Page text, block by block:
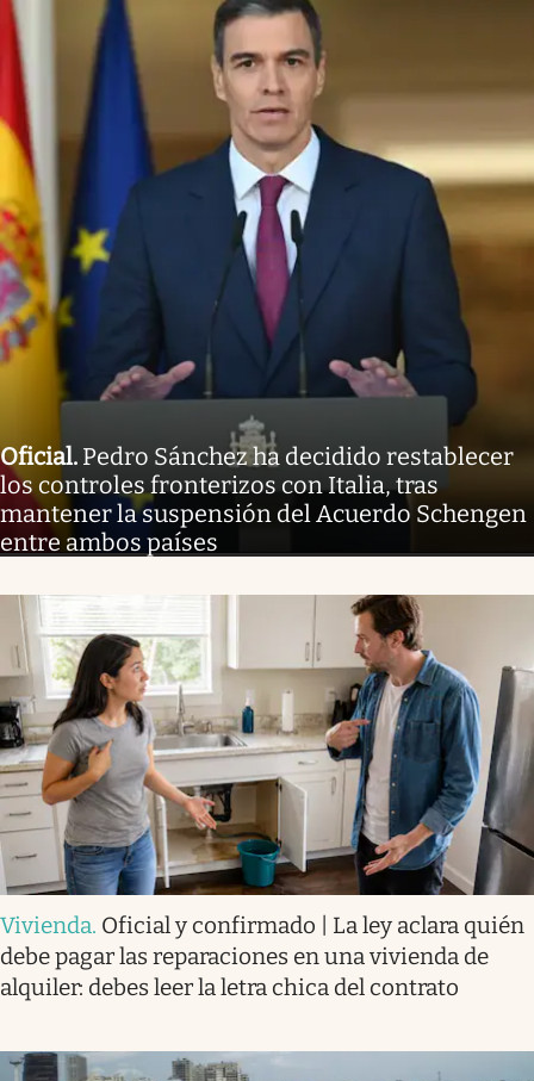
Oficial. Pedro Sánchez ha decidido restablecer
los controles fronterizos con Italia, tras
mantener la suspensión del Acuerdo Schengen
entre ambos países
Vivienda. Oficial y confirmado | La ley aclara quién
debe pagar las reparaciones en una vivienda de
alquiler: debes leer la letra chica del contrato